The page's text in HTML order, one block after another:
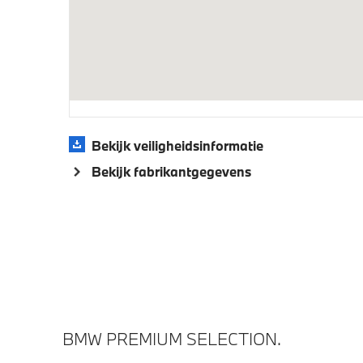
Veiligheid
Akoestische waarschuwing
Bekijk veiligheidsinformatie
Bekijk fabrikantgegevens
BMW PREMIUM SELECTION.